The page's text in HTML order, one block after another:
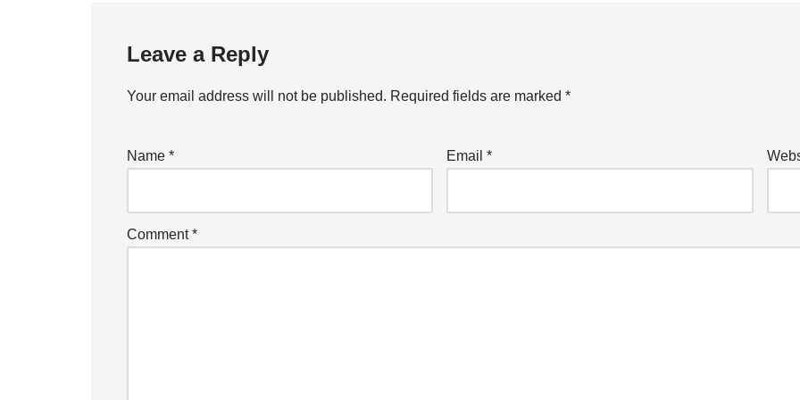
Leave a Reply
Your email address will not be published. Required fields are marked *
Name * Email*
Comment*